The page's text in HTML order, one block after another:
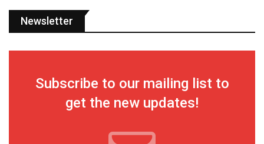
Newsletter
Subscribe to our mailing list to
get the new updates!